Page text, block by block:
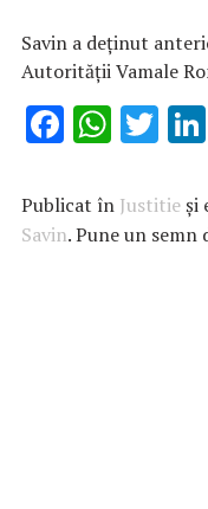
Savin a deținut
Autorității Vamale
F
e
b
W
at
s
T
it
te
Publicat în Justitieși
Savin. Pune un semn